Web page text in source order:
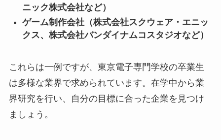
ニック株式会社など）
ゲーム制作会社（株式会社スクウェア・エニッ
クス、株式会社バンダイナムコスタジオなど）
これらは一例ですが、東京電子専門学校の卒業生
は多様な業界で求められています。在学中から業
界研究を行い、自分の目標に合った企業を見つけ
ましょう。